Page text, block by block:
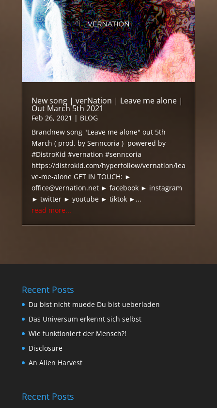
New song | verNation | Leave me alone |
Out March 5th 2021
Feb 26, 2021 | BLOG
Brandnew song "Leave me alone" out 5th
March ( prod. by Senncoria ) powered by
#DistroKid #vernation #senncoria
https://distrokid.com/hyperfollow/vernation/lea
ve-me-alone GET IN TOUCH: ►
office@vernation.net ► facebook ► instagram
► twitter ► youtube ► tiktok ►...
read more...
Recent Posts
Du bist nicht muede Du bist ueberladen
Das Universum erkennt sich selbst
Wie funktioniert der Mensch?!
Disclosure
An Alien Harvest
Recent Posts